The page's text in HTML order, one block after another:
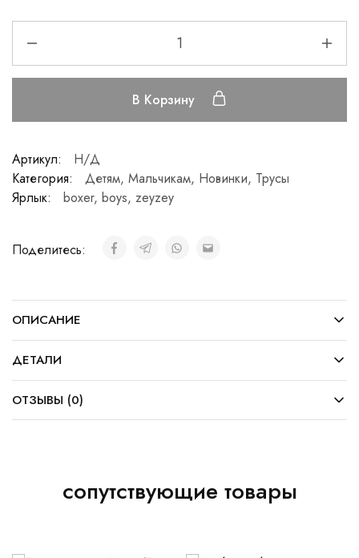
В Корзину
Артикул:
Н/Д
Категория:
Детям, Мальчикам, Новинки, Трусы
Ярлык:
boxer, boys, zeyzey
Поделитесь:
ОПИСАНИЕ
ДЕТАЛИ
ОТЗЫВЫ (0)
сопутствующие товары